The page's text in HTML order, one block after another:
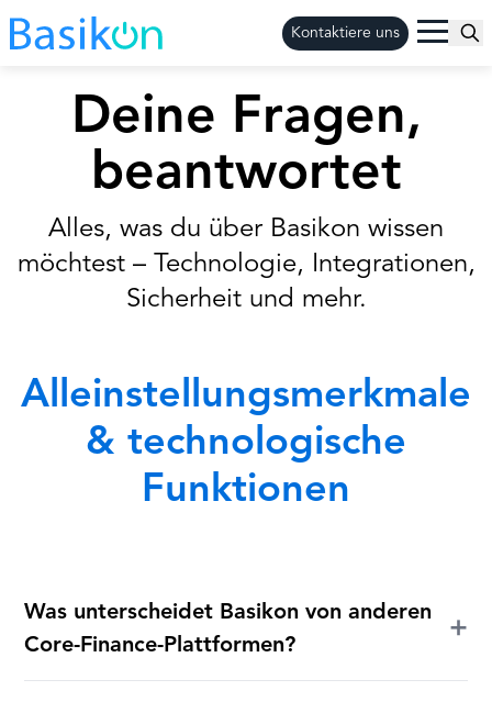
Kontaktiere uns
Deine Fragen,
beantwortet
Alles, was du über Basikon wissen
möchtest – Technologie, Integrationen,
Sicherheit und mehr.
Alleinstellungsmerkmale
& technologische
Funktionen
Was unterscheidet Basikon von anderen
Core-Finance-Plattformen?
+